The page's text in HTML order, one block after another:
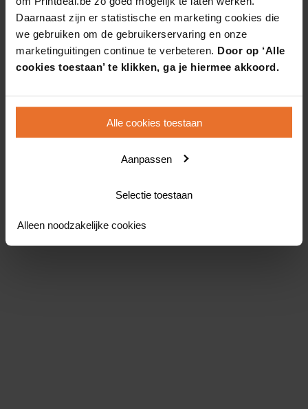
Daarnaast zijn er statistische en marketing cookies die
we gebruiken om de gebruikerservaring en onze
marketinguitingen continue te verbeteren. Door op ‘Alle
cookies toestaan’ te klikken, ga je hiermee akkoord.
Alle cookies toestaan
Aanpassen
Selectie toestaan
Alleen noodzakelijke cookies